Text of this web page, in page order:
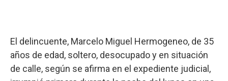
El delincuente, Marcelo Miguel Hermogeneo, de 35
años de edad, soltero, desocupado y en situación
de calle, según se afirma en el expediente judicial,